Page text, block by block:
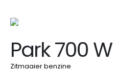
Park 700 W
Zitmaaier benzine